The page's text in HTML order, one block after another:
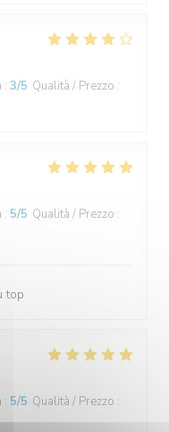
: 3/5 Qualità / Prezzo :
: 5/5 Qualità / Prezzo :
top
: 5/5 Qualità / Prezzo :